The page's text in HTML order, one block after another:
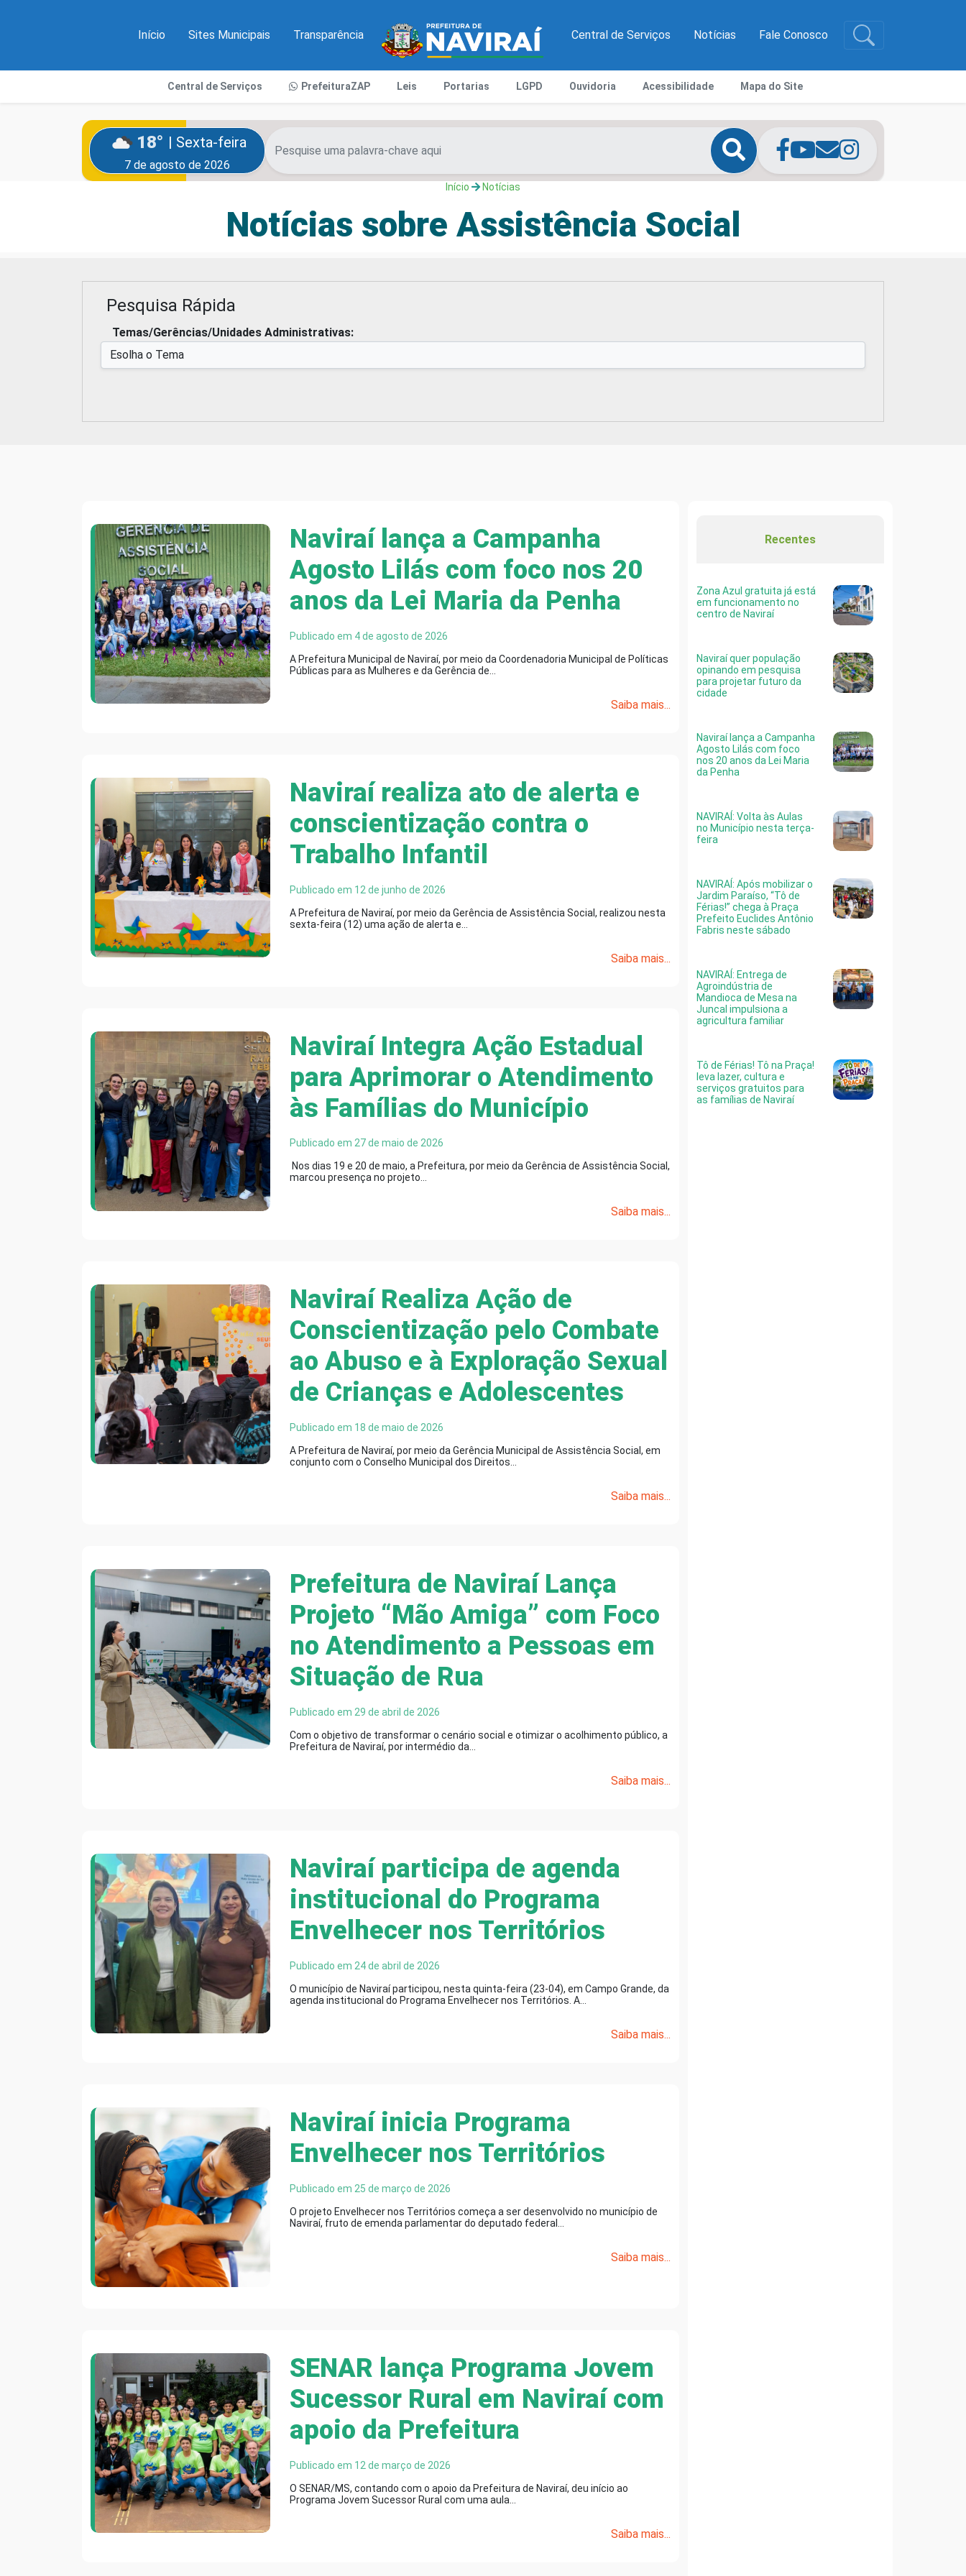
Início Sites Municipais Transparência Central de Serviços Notícias Fale Conosco
Central de Serviços PrefeituraZAP Leis Portarias LGPD Ouvidoria Acessibilidade Mapa do Site
18° | Sexta-feira
7 de agosto de 2026
Início Notícias
Notícias sobre Assistência Social
Pesquisa Rápida
Temas/Gerências/Unidades Administrativas:
Naviraí lança a Campanha
Agosto Lilás com foco nos 20
anos da Lei Maria da Penha
Publicado em 4 de agosto de 2026
A Prefeitura Municipal de Naviraí, por meio da Coordenadoria Municipal de Políticas
Públicas para as Mulheres e da Gerência de…
Saiba mais...
Naviraí realiza ato de alerta e
conscientização contra o
Trabalho Infantil
Publicado em 12 de junho de 2026
A Prefeitura de Naviraí, por meio da Gerência de Assistência Social, realizou nesta
sexta-feira (12) uma ação de alerta e…
Saiba mais...
Naviraí Integra Ação Estadual
para Aprimorar o Atendimento
às Famílias do Município
Publicado em 27 de maio de 2026
Nos dias 19 e 20 de maio, a Prefeitura, por meio da Gerência de Assistência Social,
marcou presença no projeto…
Saiba mais...
Naviraí Realiza Ação de
Conscientização pelo Combate
ao Abuso e à Exploração Sexual
de Crianças e Adolescentes
Publicado em 18 de maio de 2026
A Prefeitura de Naviraí, por meio da Gerência Municipal de Assistência Social, em
conjunto com o Conselho Municipal dos Direitos…
Saiba mais...
Prefeitura de Naviraí Lança
Projeto “Mão Amiga” com Foco
no Atendimento a Pessoas em
Situação de Rua
Publicado em 29 de abril de 2026
Com o objetivo de transformar o cenário social e otimizar o acolhimento público, a
Prefeitura de Naviraí, por intermédio da…
Saiba mais...
Naviraí participa de agenda
institucional do Programa
Envelhecer nos Territórios
Publicado em 24 de abril de 2026
O município de Naviraí participou, nesta quinta-feira (23-04), em Campo Grande, da
agenda institucional do Programa Envelhecer nos Territórios. A…
Saiba mais...
Naviraí inicia Programa
Envelhecer nos Territórios
Publicado em 25 de março de 2026
O projeto Envelhecer nos Territórios começa a ser desenvolvido no município de
Naviraí, fruto de emenda parlamentar do deputado federal…
Saiba mais...
SENAR lança Programa Jovem
Sucessor Rural em Naviraí com
apoio da Prefeitura
Publicado em 12 de março de 2026
O SENAR/MS, contando com o apoio da Prefeitura de Naviraí, deu início ao
Programa Jovem Sucessor Rural com uma aula…
Saiba mais...
Recentes
Zona Azul gratuita já está
em funcionamento no
centro de Naviraí
Naviraí quer população
opinando em pesquisa
para projetar futuro da
cidade
Naviraí lança a Campanha
Agosto Lilás com foco
nos 20 anos da Lei Maria
da Penha
NAVIRAÍ: Volta às Aulas
no Município nesta terça-
feira
NAVIRAÍ: Após mobilizar o
Jardim Paraíso, “Tô de
Férias!” chega à Praça
Prefeito Euclides Antônio
Fabris neste sábado
NAVIRAÍ: Entrega de
Agroindústria de
Mandioca de Mesa na
Juncal impulsiona a
agricultura familiar
Tô de Férias! Tô na Praça!
leva lazer, cultura e
serviços gratuitos para
as famílias de Naviraí